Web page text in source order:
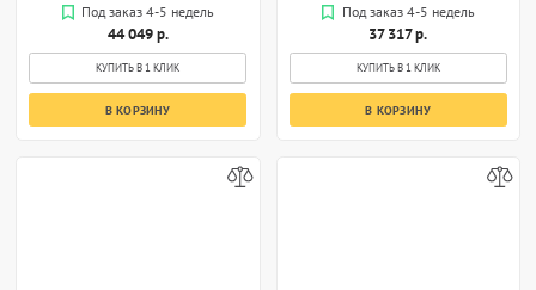
Под заказ 4-5 недель
44 049 р.
КУПИТЬ В 1 КЛИК
В КОРЗИНУ
Под заказ 4-5 недель
37 317 р.
КУПИТЬ В 1 КЛИК
В КОРЗИНУ